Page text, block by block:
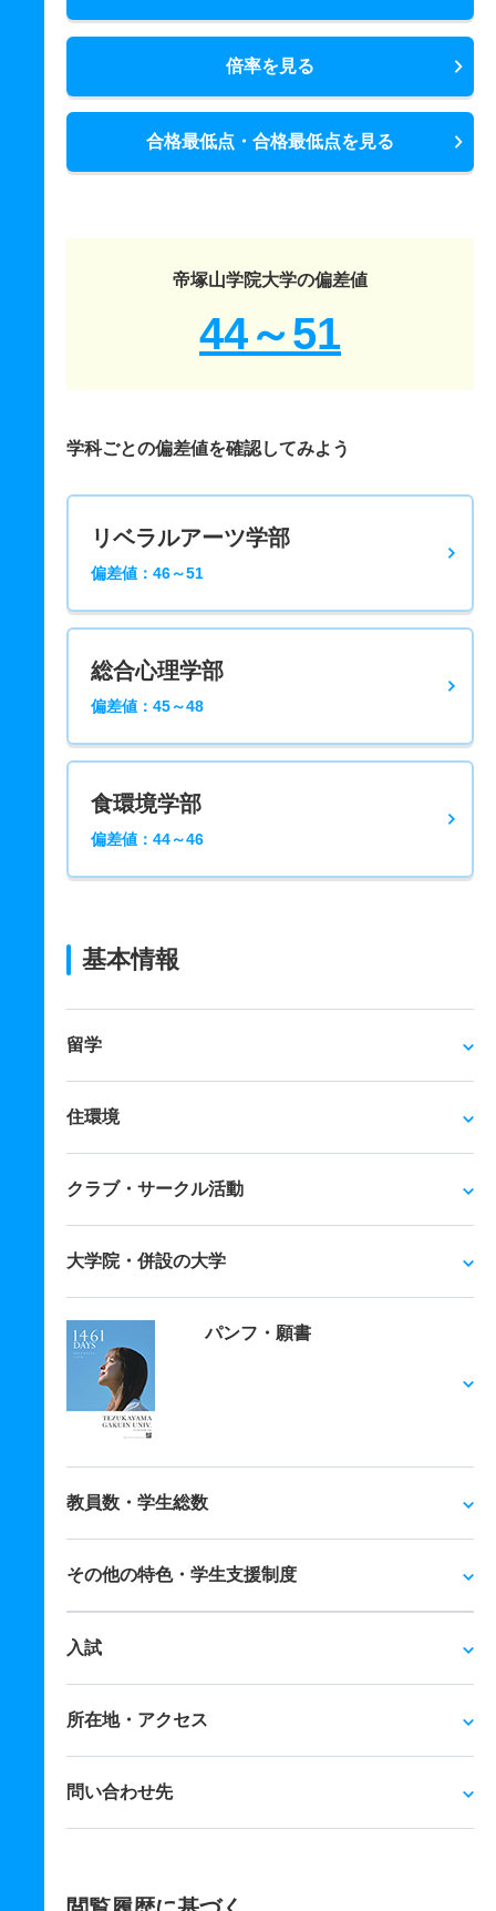
倍率を見る
合格最低点・合格最低点を見る
帝塚山学院大学の偏差値
44～51
学科ごとの偏差値を確認してみよう
リベラルアーツ学部
偏差値：46～51
総合心理学部
偏差値：45～48
食環境学部
偏差値：44～46
基本情報
留学
住環境
クラブ・サークル活動
大学院・併設の大学
パンフ・願書
教員数・学生総数
その他の特色・学生支援制度
入試
所在地・アクセス
問い合わせ先